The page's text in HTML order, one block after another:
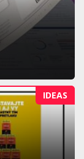
IDEAS